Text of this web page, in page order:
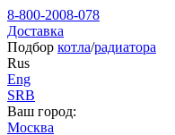
8-800-2008-078
Доставка
Подбор котла/радиатора
Rus
Eng
SRB
Ваш город:
Москва